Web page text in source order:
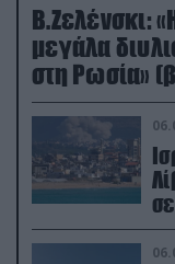
Β.Ζελένσκι:
μεγάλα
στη Ρωσία»